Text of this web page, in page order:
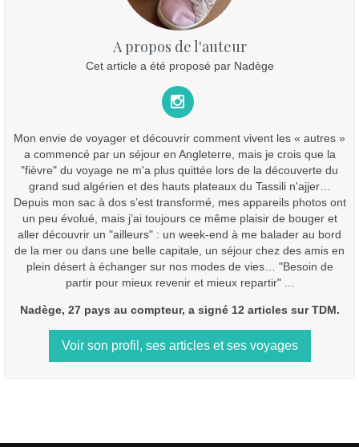
A propos de l'auteur
Cet article a été proposé par Nadège
Mon envie de voyager et découvrir comment vivent les « autres »
a commencé par un séjour en Angleterre, mais je crois que la
"fièvre" du voyage ne m'a plus quittée lors de la découverte du
grand sud algérien et des hauts plateaux du Tassili n'ajjer…
Depuis mon sac à dos s’est transformé, mes appareils photos ont
un peu évolué, mais j’ai toujours ce même plaisir de bouger et
aller découvrir un "ailleurs" : un week-end à me balader au bord
de la mer ou dans une belle capitale, un séjour chez des amis en
plein désert à échanger sur nos modes de vies… "Besoin de
partir pour mieux revenir et mieux repartir" ...
Nadège, 27 pays au compteur, a signé 12 articles sur TDM.
Voir son profil, ses articles et ses voyages